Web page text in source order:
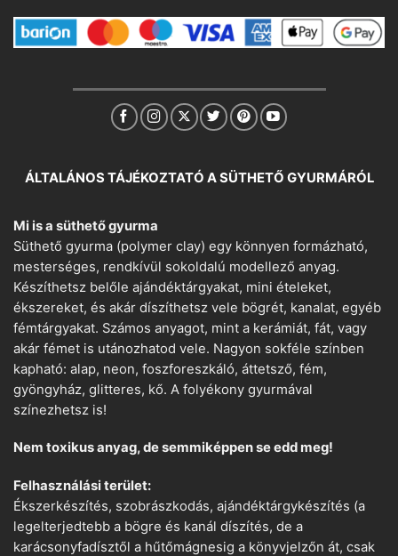
ÁLTALÁNOS TÁJÉKOZTATÓ A SÜTHETŐ GYURMÁRÓL
Mi is a süthető gyurma
Süthető gyurma (polymer clay) egy könnyen formázható,
mesterséges, rendkívül sokoldalú modellező anyag.
Készíthetsz belőle ajándéktárgyakat, mini ételeket,
ékszereket, és akár díszíthetsz vele bögrét, kanalat, egyéb
fémtárgyakat. Számos anyagot, mint a kerámiát, fát, vagy
akár fémet is utánozhatod vele. Nagyon sokféle színben
kapható: alap, neon, foszforeszkáló, áttetsző, fém,
gyöngyház, glitteres, kő. A folyékony gyurmával
színezhetsz is!
Nem toxikus anyag, de semmiképpen se edd meg!
Felhasználási terület:
Ékszerkészítés, szobrászkodás, ajándéktárgykészítés (a
legelterjedtebb a bögre és kanál díszítés, de a
karácsonyfadísztől a hűtőmágnesig a könyvjelzőn át, csak